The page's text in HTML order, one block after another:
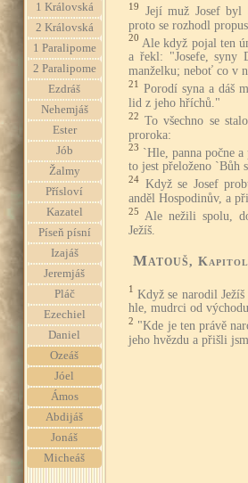
1 Královská
2 Královská
1 Paralipome
2 Paralipome
Ezdráš
Nehemjáš
Ester
Jób
Žalmy
Přísloví
Kazatel
Píseň písní
Izajáš
Jeremjáš
Pláč
Ezechiel
Daniel
Ozeáš
Jóel
Ámos
Abdijáš
Jonáš
Micheáš
19
Její muž Josef byl
proto se rozhodl
20 Ale když pojal ten
a řekl: "Josefe, syny
manželku; neboť co v
21 Porodí syna a dáš
lid z jeho hříchů."
22 To všechno se
proroka:
23 `Hle, panna počne
to jest přeloženo `Bůh
24 Když se Josef
anděl Hospodinův, a
25
Ale nežili spolu,
Ježíš.
Matouš,
1 Když se narodil Ježíš
hle, mudrci od
2 "Kde je ten právě
jeho hvězdu a přišli